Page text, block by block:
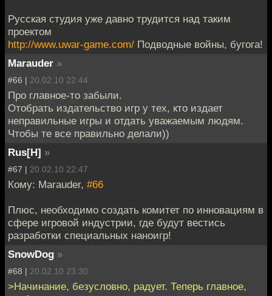
Русская студия уже давно трудится над таким
проектом
http://www.uwar-game.com/ Подводные войны, бугога!
Marauder »
#66 | 20.02.10 22:44
Про главное-то забыли.
Отобрать издательство игр у тех, кто издает
неправильные игры и отдать уважаемым людям.
Чтобы те все правильно делали))
Rus[H] »
#67 | 20.02.10 22:47
Кому: Marauder, #66
Плюс, необходимо создать комитет по инновациям в
сфере игровой индустрии, где будут вестись
разработки специальных наноигр!
SnowDog »
#68 | 20.02.10 23:30
>Начинание, безусловно, радует. Теперь главное,